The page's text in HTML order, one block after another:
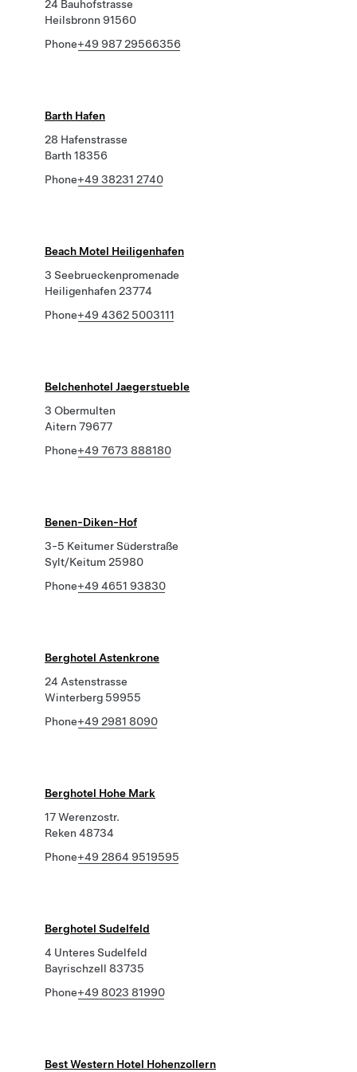
24 Bauhofstrasse
Heilsbronn 91560
Phone+49 987 29566356
Barth Hafen
28 Hafenstrasse
Barth 18356
Phone+49 38231 2740
Beach Motel Heiligenhafen
3 Seebrueckenpromenade
Heiligenhafen 23774
Phone+49 4362 5003111
Belchenhotel Jaegerstueble
3 Obermulten
Aitern 79677
Phone+49 7673 888180
Benen-Diken-Hof
3-5 Keitumer Süderstraße
Sylt/Keitum 25980
Phone+49 4651 93830
Berghotel Astenkrone
24 Astenstrasse
Winterberg 59955
Phone+49 2981 8090
Berghotel Hohe Mark
17 Werenzostr.
Reken 48734
Phone+49 2864 9519595
Berghotel Sudelfeld
4 Unteres Sudelfeld
Bayrischzell 83735
Phone+49 8023 81990
Best Western Hotel Hohenzollern